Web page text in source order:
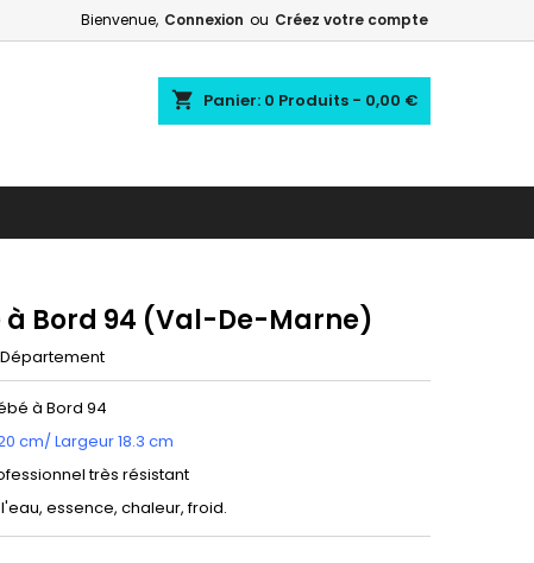
Bienvenue, Connexion ou Créez votre compte
shopping_cart Panier: 0 Produits - 0,00 €
à Bord 94 (Val-De-Marne)
Département
à Bord 94
cm/ Largeur 18.3 cm
très résistant
essence, chaleur, froid.